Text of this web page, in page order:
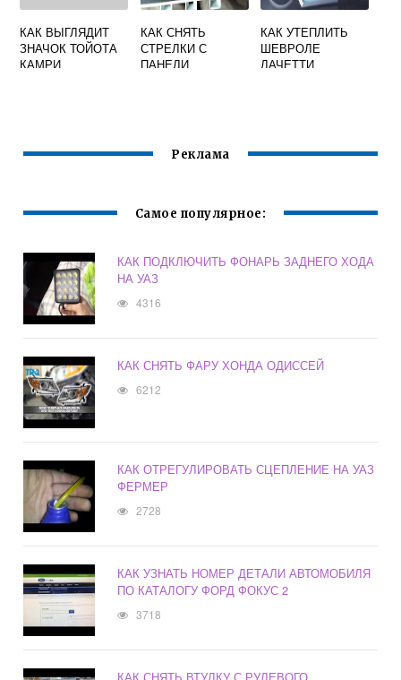
КАК ВЫГЛЯДИТ
ЗНАЧОК ТОЙОТА
КАМРИ
КАК СНЯТЬ
СТРЕЛКИ С
ПАНЕЛИ
КАК УТЕПЛИТЬ
ШЕВРОЛЕ
ЛАЧЕТТИ
Реклама
Самое популярное:
КАК ПОДКЛЮЧИТЬ ФОНАРЬ ЗАДНЕГО ХОДА
НА УАЗ
4316
КАК СНЯТЬ ФАРУ ХОНДА ОДИССЕЙ
6212
КАК ОТРЕГУЛИРОВАТЬ СЦЕПЛЕНИЕ НА УАЗ
ФЕРМЕР
2728
КАК УЗНАТЬ НОМЕР ДЕТАЛИ АВТОМОБИЛЯ
ПО КАТАЛОГУ ФОРД ФОКУС 2
3718